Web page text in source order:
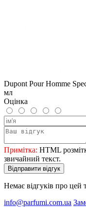
Dupont Pour Homme
мл
Оцінка
Примітка: HTML
звичайний текст.
Відправити відгук
Немає відгуків про цей
info@parfumi.com.ua